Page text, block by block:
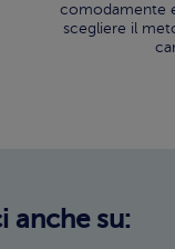
comodamente
scegliere il
anche su: